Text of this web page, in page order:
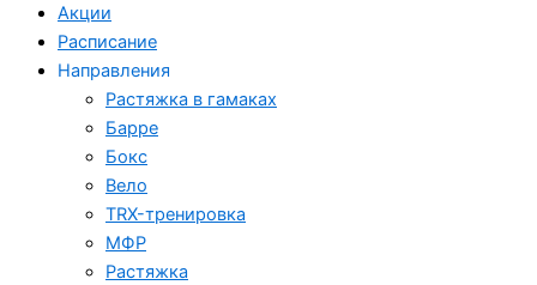
Акции
Расписание
Направления
Растяжка в гамаках
Барре
Бокс
Вело
TRX-тренировка
МФР
Растяжка